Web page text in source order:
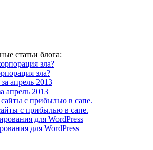
статьи блога:
зла?
апрель 2013
с прибылью в сапе.
для WordPress